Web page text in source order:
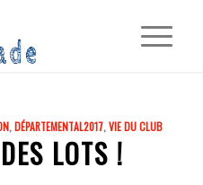
,DÉPARTEMENTAL2017,VIE DU CLUB
LOTS !